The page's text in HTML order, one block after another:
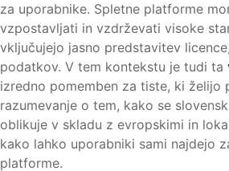
za uporabnike. Spletne platforme
vzpostavljati in vzdrževati visoke
vključujejo jasno predstavitev
podatkov. V tem kontekstu je tudi ta
izredno pomemben za tiste, ki želijo
razumevanje o tem, kako se
oblikuje v skladu z evropskimi in
kako lahko uporabniki sami najdejo
platforme.